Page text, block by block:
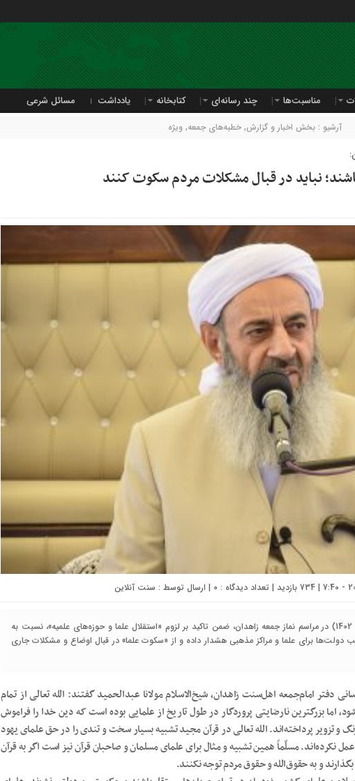
مناسبت‌ها چند رسانه‌ای کتابخانه یادداشت مسائل شرعی
آرشیو : بخش اخبار و گزارش, خطبه‌های جمعه, ویژه
نباید در قبال مشکلات مردم سکوت کنند
0 | ارسال توسط : سنت آنلاین
شیخ‌الاسلام مولانا عبدالحمید، دیروز (12 خرداد 1402) در مراسم نماز جمعه زاهدان، ضمن تاکید بر لزوم «استقلال علما و حوزه‌های علمیه»، نسبت به
دولت‌ها برای علما و مراکز مذهبی هشدار داده و از «سکوت علما» در قبال اوضاع و مشکلات جاری
دفتر امام‌جمعه اهل‌سنت زاهدان، شیخ‌الاسلام مولانا عبدالحمید گفتند: الله تعالی از تمام
اما بزرگترین نارضایتی پروردگار در طول تاریخ از علمایی بوده است که دین خدا را فراموش
و تزویر پرداخته‌اند. الله تعالی در قرآن مجید تشبیه بسیار سخت و تندی را در حق علمای یهود
نکرده‌اند. مسلّماً همین تشبیه و مثال برای علمای مسلمان و صاحبان قرآن نیز است اگر به قرآن
و به حقوق‌الله و حقوق مردم توجه نکنند.